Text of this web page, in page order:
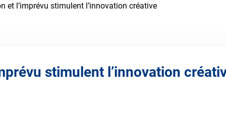
et l’imprévu stimulent l’innovation créative
stimulent l’innovation